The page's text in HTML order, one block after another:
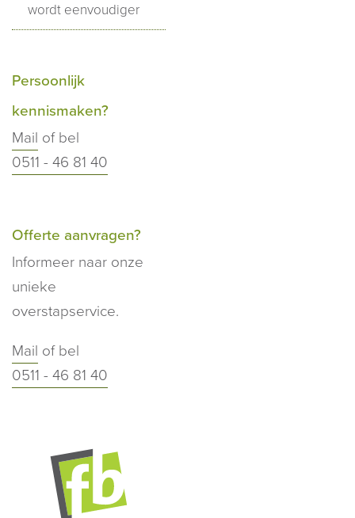
wordt eenvoudiger
Persoonlijk
kennismaken?
Mail of bel
0511 - 46 81 40
Offerte aanvragen?
Informeer naar onze
unieke
overstapservice.
Mail of bel
0511 - 46 81 40